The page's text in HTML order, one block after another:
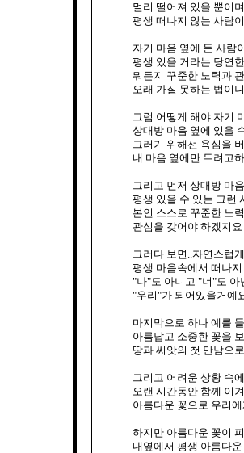
멀리 떨어져 있을 뿐이며
평생 떠나지 않는 사람
자기 마음 옆에 둔 사람
평생 있을 거라는 당연
뭐든지 꾸준한 노력과
오래 가질 못하는 법이
그럼 어떻게 해야 자기
상대방 마음 옆에 있을
그러기 위해선 욕심을
내 마음 옆에만 두려고
그리고 먼저 상대방 마
평생 있을 수 있는 그런
본인 스스로 꾸준한 노
관심을 갖어야 하겠지요
그러다 보면..자연스럽게
평생 마음속에서 떠나
"나"도 아니고 "너"도
"우리"가 되어있을거예
마지막으로 하나 예를
아름답고 소중한 꽃을
땅과 씨앗의 첫 만남으
그리고 어려운 상황 속
오랜 시간동안 함께 이
아름다운 꽃으로 우리
하지만 아름다운 꽃이
내옆에서 평생 아름다